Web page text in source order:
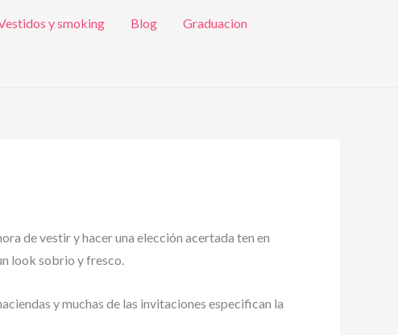
y smoking Blog Graduacion
de vestir y hacer una elección acertada ten en
look sobrio y fresco.
y muchas de las invitaciones especifican la